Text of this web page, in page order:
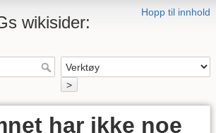
Hopp til innhold
wikisider:
>
har ikke noe